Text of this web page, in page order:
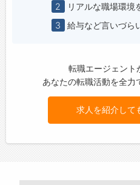
2
リアルな職場環境
3
給与など言いづら
転職エージェント
あなたの転職活動を全力
求人を紹介して